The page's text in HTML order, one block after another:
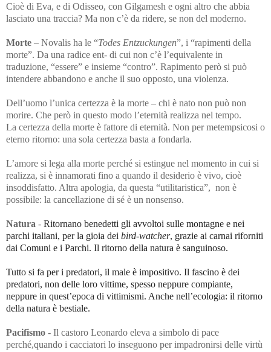
Cioè di Eva, e di Odisseo, con Gilgamesh e ogni altro che abbia
lasciato una traccia? Ma non c’è da ridere, se non del moderno.
Morte – Novalis ha le “Todes Entzuckungen”, i “rapimenti della
morte”. Da una radice ent- di cui non c’è l’equivalente in
traduzione, “essere” e insieme “contro”. Rapimento però si può
intendere abbandono e anche il suo opposto, una violenza.
Dell’uomo l’unica certezza è la morte – chi è nato non può non
morire. Che però in questo modo l’eternità realizza nel tempo.
La certezza della morte è fattore di eternità. Non per metempsicosi o
eterno ritorno: una sola certezza basta a fondarla.
L’amore si lega alla morte perché si estingue nel momento in cui si
realizza, si è innamorati fino a quando il desiderio è vivo, cioè
insoddisfatto. Altra apologia, da questa “utilitaristica”, non è
possibile: la cancellazione di sé è un nonsenso.
Natura - Ritornano benedetti gli avvoltoi sulle montagne e nei
parchi italiani, per la gioia dei bird-watcher, grazie ai carnai riforniti
dai Comuni e i Parchi. Il ritorno della natura è sanguinoso.
Tutto si fa per i predatori, il male è impositivo. Il fascino è dei
predatori, non delle loro vittime, spesso neppure compiante,
neppure in quest’epoca di vittimismi. Anche nell’ecologia: il ritorno
della natura è bestiale.
Pacifismo - Il castoro Leonardo eleva a simbolo di pace
perché,quando i cacciatori lo inseguono per impadronirsi delle virtù